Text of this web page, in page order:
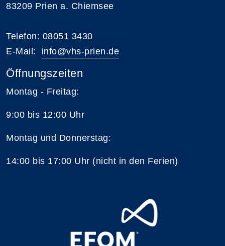
83209 Prien a. Chiemsee
Telefon: 08051 3430
E-Mail: info@vhs-prien.de
Öffnungszeiten
Montag - Freitag:
9:00 bis 12:00 Uhr
Montag und Donnerstag:
14:00 bis 17:00 Uhr (nicht in den Ferien)